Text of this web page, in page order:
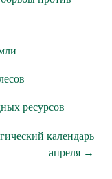
ресурсов
календарь
апреля →